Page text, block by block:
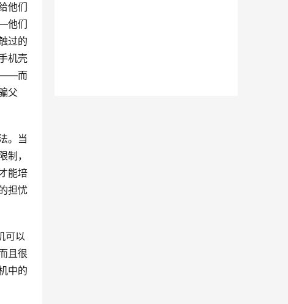
他们
他们
过的
机壳
——而
父
。当
，
能培
担忧
可以
且很
中的